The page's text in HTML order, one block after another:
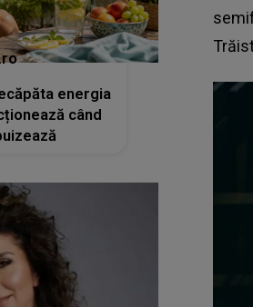
energia
când